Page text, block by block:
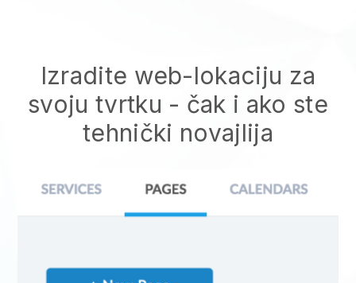
Izradite web-lokaciju za
svoju tvrtku - čak i ako ste
tehnički novajlija